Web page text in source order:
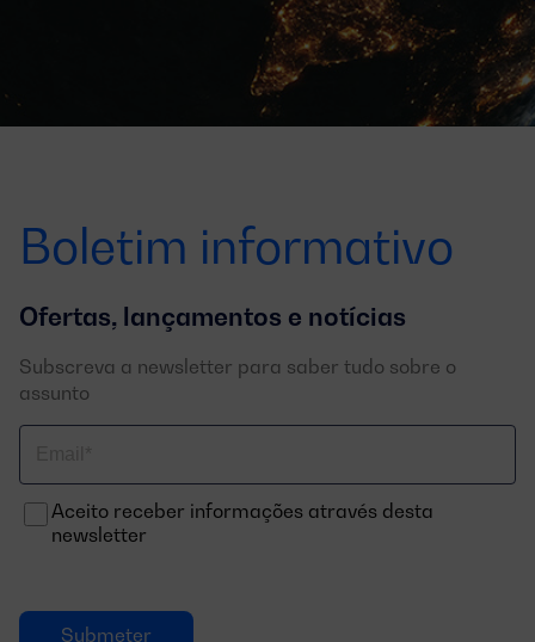
Boletim informativo
Ofertas, lançamentos e notícias
Subscreva a newsletter para saber tudo sobre o
assunto
electrónico
Aceito receber informações através desta
newsletter